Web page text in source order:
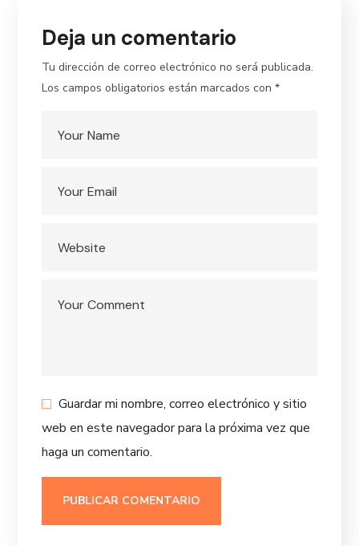
Deja un comentario
Tu dirección de correo electrónico no será publicada.
Los campos obligatorios están marcados con*
Guardar mi nombre, correo electrónico y sitio
web en este navegador para la próxima vez que
haga un comentario.